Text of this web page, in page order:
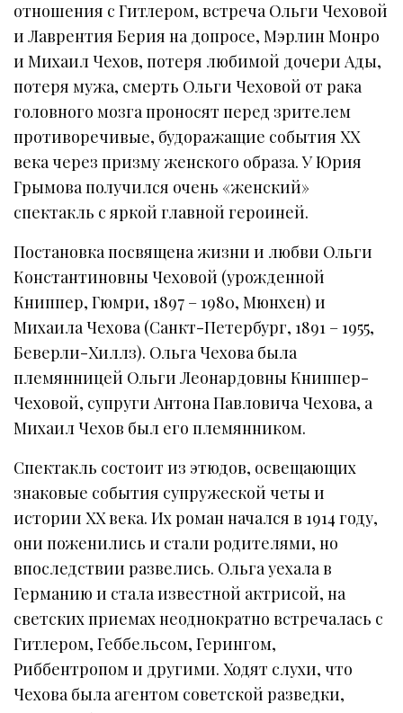
отношения с Гитлером, встреча Ольги Чеховой
и Лаврентия Берия на допросе, Мэрлин Монро
и Михаил Чехов, потеря любимой дочери Ады,
потеря мужа, смерть Ольги Чеховой от рака
головного мозга проносят перед зрителем
противоречивые, будоражащие события XX
века через призму женского образа. У Юрия
Грымова получился очень «женский»
спектакль с яркой главной героиней.
Постановка посвящена жизни и любви Ольги
Константиновны Чеховой (урожденной
Книппер, Гюмри, 1897 – 1980, Мюнхен) и
Михаила Чехова (Санкт-Петербург, 1891 – 1955,
Беверли-Хиллз). Ольга Чехова была
племянницей Ольги Леонардовны Книппер-
Чеховой, супруги Антона Павловича Чехова, а
Михаил Чехов был его племянником.
Спектакль состоит из этюдов, освещающих
знаковые события супружеской четы и
истории XX века. Их роман начался в 1914 году,
они поженились и стали родителями, но
впоследствии развелись. Ольга уехала в
Германию и стала известной актрисой, на
светских приемах неоднократно встречалась с
Гитлером, Геббельсом, Герингом,
Риббентропом и другими. Ходят слухи, что
Чехова была агентом советской разведки,